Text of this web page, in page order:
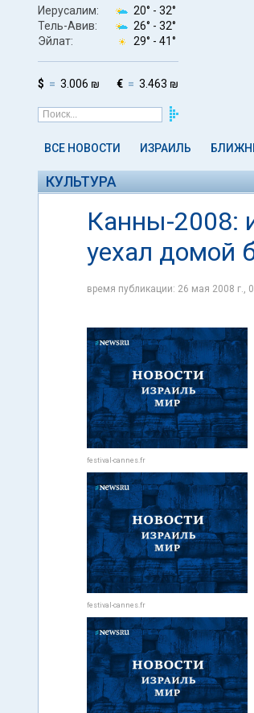
Иерусалим: 20° - 32°
Тель-Авив:
26° - 32°
Эйлат:
29° - 41°
$ 3.006 ₪ € 3.463 ₪
ВСЕ НОВОСТИ ИЗРАИЛЬ
КУЛЬТУРА
Канны-2008:
уехал домой
время публикации: 26 мая 2008 г.,
festival-cannes.fr
festival-cannes.fr